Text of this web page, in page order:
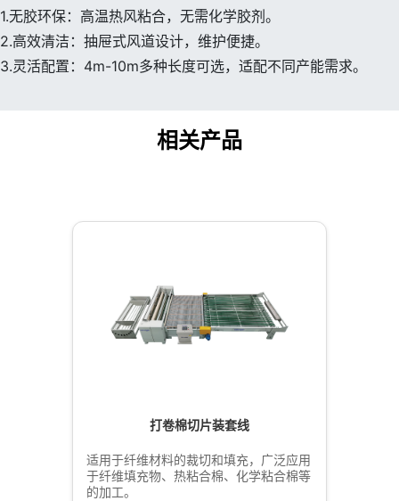
1.无胶环保：高温热风粘合，无需化学胶剂。
2.高效清洁：抽屉式风道设计，维护便捷。
3.灵活配置：4m-10m多种长度可选，适配不同产能需求。
相关产品
打卷棉切片装套线
适用于纤维材料的裁切和填充，广泛应用
于纤维填充物、热粘合棉、化学粘合棉等
的加工。